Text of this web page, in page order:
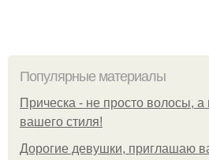
Популярные материалы
Прическа - не просто волосы,
вашего стиля!
Дорогие девушки, приглашаю